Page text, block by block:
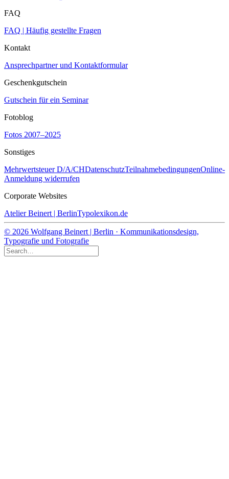
FAQ
FAQ | Häufig gestellte Fragen
Kontakt
Ansprechpartner und Kontaktformular
Geschenkgutschein
Gutschein für ein Seminar
Fotoblog
Fotos 2007–2025
Sonstiges
Mehrwertsteuer D/A/CHDatenschutzTeilnahmebedingungenOnline-
Anmeldung widerrufen
Corporate Websites
Atelier Beinert | BerlinTypolexikon.de
© 2026 Wolfgang Beinert | Berlin · Kommunikationsdesign,
Typografie und Fotografie